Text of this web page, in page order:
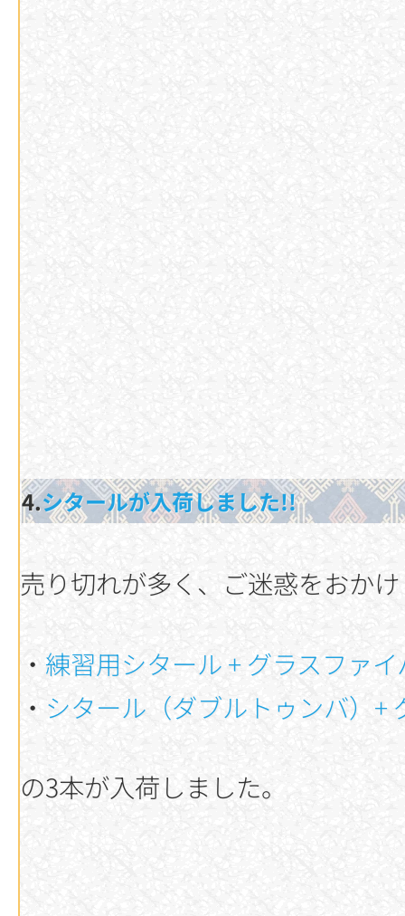
4.シタールが入荷しました!!
売り切れが多く、ご迷惑をおか
・ 練習用シタール + グラスファ
・ シタール（ダブルトゥンバ）+
の3本が入荷しました。